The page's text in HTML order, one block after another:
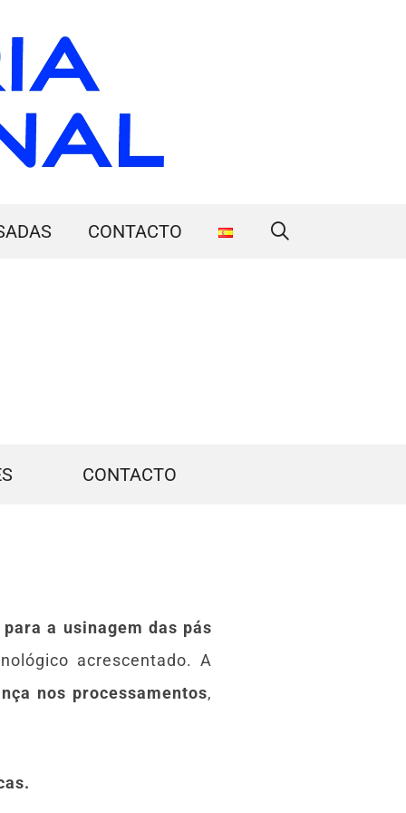
CONTACTO
CONTACTO
a usinagem das pás
acrescentado. A
nos processamentos,